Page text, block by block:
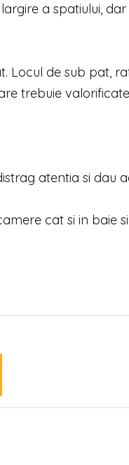
a spatiului,
Locul de sub pat,
trebuie
atentia si dau
cat si in baie